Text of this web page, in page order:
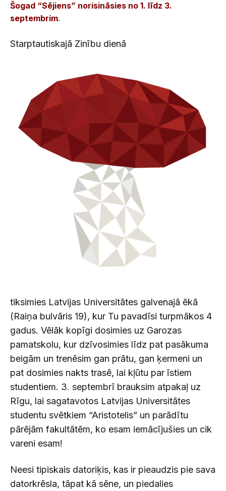
Šogad “Sējiens” norisināsies no 1. līdz 3.
septembrim.
Starptautiskajā Zinību dienā
tiksimies Latvijas Universitātes galvenajā ēkā
(Raiņa bulvāris 19), kur Tu pavadīsi turpmākos 4
gadus. Vēlāk kopīgi dosimies uz Garozas
pamatskolu, kur dzīvosimies līdz pat pasākuma
beigām un trenēsim gan prātu, gan ķermeni un
pat dosimies nakts trasē, lai kļūtu par īstiem
studentiem. 3. septembrī brauksim atpakaļ uz
Rīgu, lai sagatavotos Latvijas Universitātes
studentu svētkiem “Aristotelis” un parādītu
pārējām fakultātēm, ko esam iemācījušies un cik
vareni esam!
Neesi tipiskais datoriķis, kas ir pieaudzis pie sava
datorkrēsla, tāpat kā sēne, un piedalies